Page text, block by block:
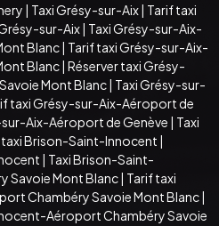
| Taxi Grésy-sur-Aix| Tarif taxi
sur-Aix| Taxi Grésy-sur-Aix-
Blanc| Tarif taxi Grésy-sur-Aix-
Blanc| Réserver taxi Grésy-
Mont Blanc| Taxi Grésy-sur-
taxi Grésy-sur-Aix-Aéroport de
Aix-Aéroport de Genève | Taxi
taxi Brison-Saint-Innocent |
| Taxi Brison-Saint-
Savoie Mont Blanc| Tarif taxi
Chambéry Savoie Mont Blanc|
Aéroport Chambéry Savoie